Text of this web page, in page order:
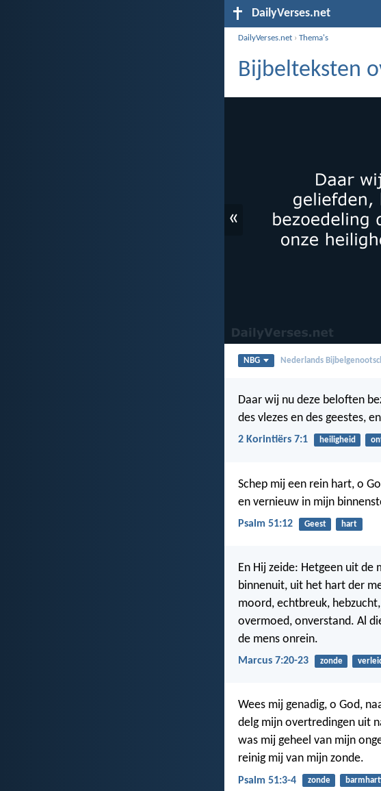
DailyVerses.net
DailyVerses.net ›Thema's
Bijbelteksten
«
NBG Nederlands
Daar wij nu deze beloften
des vlezes en des geestes,
2 Korintiërs 7:1 heiligheid
Schep mij een rein hart, o
en vernieuw in mijn
Psalm 51:12 Geest hart
En Hij zeide: Hetgeen uit
binnenuit, uit het hart der
moord, echtbreuk,
overmoed, onverstand. Al
de mens onrein.
Marcus 7:20-23 zonde
Wees mij genadig, o God,
delg mijn overtredingen uit
was mij geheel van mijn
reinig mij van mijn zonde.
Psalm 51:3-4 zonde